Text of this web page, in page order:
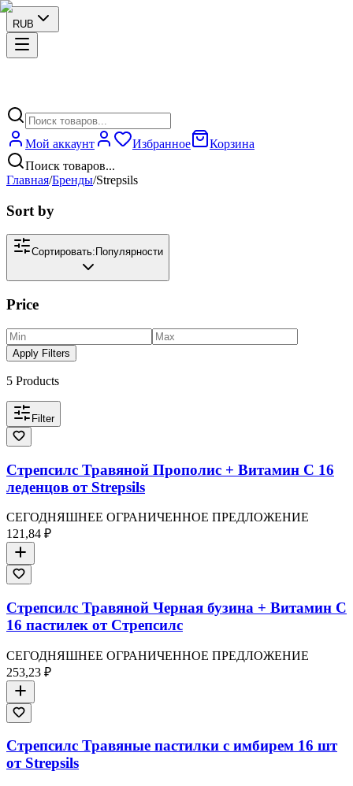
RUB
Мой аккаунт Избранное
Корзина
Поиск товаров...
Главная/Бренды/Strepsils
Sort by
Сортировать: Популярности
Price
Apply Filters
5 Products
Filter
Стрепсилс Травяной Прополис + Витамин C 16
леденцов от Strepsils
СЕГОДНЯШНЕЕ ОГРАНИЧЕННОЕ ПРЕДЛОЖЕНИЕ
121,84 ₽
Стрепсилс Травяной Черная бузина + Витамин C
16 пастилек от Стрепсилс
СЕГОДНЯШНЕЕ ОГРАНИЧЕННОЕ ПРЕДЛОЖЕНИЕ
253,23 ₽
Стрепсилс Травяные пастилки с имбирем 16 шт
от Strepsils